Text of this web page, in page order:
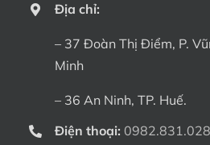
Địa chỉ:
– 37 Đoàn Thị Điểm, P.
Minh
– 36 An Ninh, TP. Huế.
Điện thoại: 0982.831.028